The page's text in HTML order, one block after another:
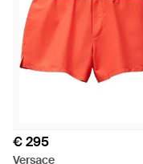
€ 295
Versace